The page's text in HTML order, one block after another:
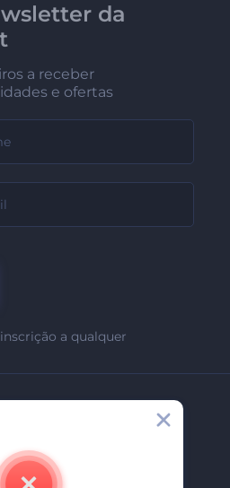
da
a receber
e ofertas
a qualquer